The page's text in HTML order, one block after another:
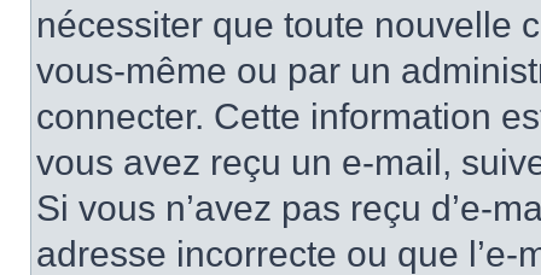
nécessiter que toute nouvelle
vous-même ou par un
connecter. Cette information
vous avez reçu un e-mail,
Si vous n’avez pas reçu d’e-
adresse incorrecte ou que